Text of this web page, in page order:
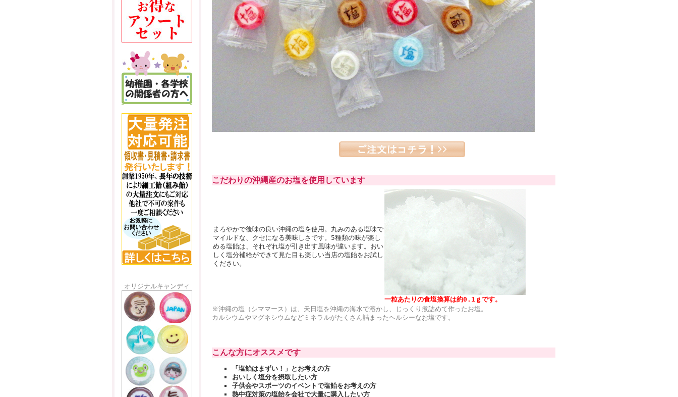
オリジナルキャンディ
こだわりの沖縄産のお塩を使用しています
まろやかで後味の良い沖縄の塩を使用。丸みのある塩味で
マイルドな、クセになる美味しさです。5種類の味が楽し
める塩飴は、それぞれ塩が引き出す風味が違います。おい
しく塩分補給ができて見た目も楽しい当店の塩飴をお試し
ください。
一粒あたりの食塩換算は約0.1ｇです。
※沖縄の塩（シママース）は、天日塩を沖縄の海水で溶かし、じっくり煮詰めて作ったお塩。
カルシウムやマグネシウムなどミネラルがたくさん詰まったヘルシーなお塩です。
こんな方にオススメです
「塩飴はまずい！」とお考えの方
おいしく塩分を摂取したい方
子供会やスポーツのイベントで塩飴をお考えの方
熱中症対策の塩飴を会社で大量に購入したい方